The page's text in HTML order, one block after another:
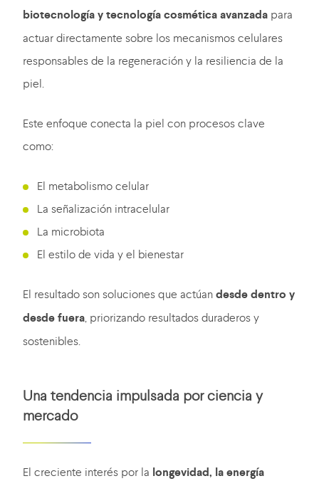
biotecnología y tecnología cosmética avanzada para
actuar directamente sobre los mecanismos celulares
responsables de la regeneración y la resiliencia de la
piel.
Este enfoque conecta la piel con procesos clave
como:
El metabolismo celular
La señalización intracelular
La microbiota
El estilo de vida y el bienestar
El resultado son soluciones que actúan desde dentro y
desde fuera, priorizando resultados duraderos y
sostenibles.
Una tendencia impulsada por ciencia y
mercado
El creciente interés por la longevidad, la energía